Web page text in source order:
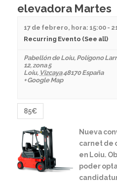
elevadora Martes
17 de febrero, hora: 15:00 -
Recurring Evento (See all)
Pabellón de Loiu, Polígono
12, zona 5
Loiu, Vizcaya48170 España
+ Google Map
85€
Nueva
carnet de
en Loiu.
poder